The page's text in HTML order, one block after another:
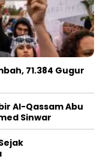
71.384 Gugur
Al-Qassam Abu
Sinwar